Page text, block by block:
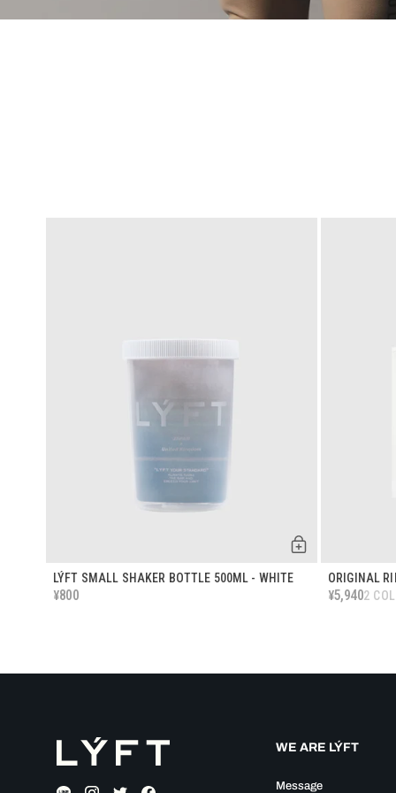
LÝFT SMALL SHAKER BOTTLE 500ML - WHITE
¥800
ORIGINAL
¥5,9402
WE ARE LÝFT
Message